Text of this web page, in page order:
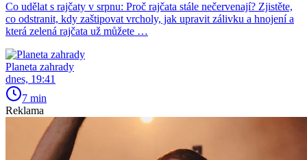
Co udělat s rajčaty v srpnu: Proč rajčata stále nečervenají? Zjistěte,
co odstranit, kdy zaštipovat vrcholy, jak upravit zálivku a hnojení a
která zelená rajčata už můžete …
Planeta zahrady
dnes, 19:41
7 min
Reklama